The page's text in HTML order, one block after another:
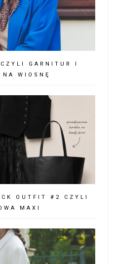
GARNITUR I
NA WIOSNĘ
OUTFIT #2 CZYLI
MAXI